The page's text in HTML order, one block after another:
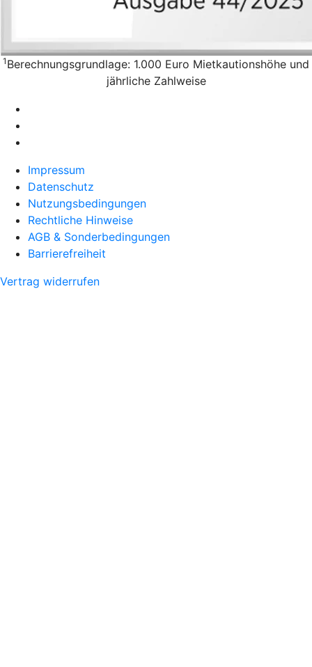
1 Berechnungsgrundlage: 1.000 Euro Mietkautionshöhe und
jährliche Zahlweise
Impressum
Datenschutz
Nutzungsbedingungen
Rechtliche Hinweise
AGB & Sonderbedingungen
Barrierefreiheit
Vertrag widerrufen